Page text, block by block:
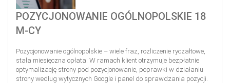
POZYCJONOWANIE OGÓLNOPOLSKIE 18
M-CY
Pozycjonowanie ogólnopolskie – wiele fraz, rozliczenie ryczałtowe,
stała miesięczna opłata. W ramach klient otrzymuje bezpłatnie
optymalizację strony pod pozycjonowanie, poprawki w działaniu
strony według wytycznych Google i panel do sprawdzania pozycji.